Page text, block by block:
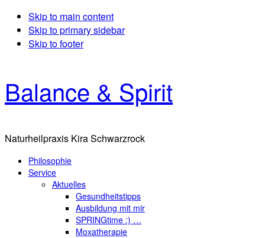
Skip to main content
Skip to primary sidebar
Skip to footer
Balance & Spirit
Naturheilpraxis Kira Schwarzrock
Philosophie
Service
Aktuelles
Gesundheitstipps
Ausbildung mit mir
SPRINGtime :) …
Moxatherapie